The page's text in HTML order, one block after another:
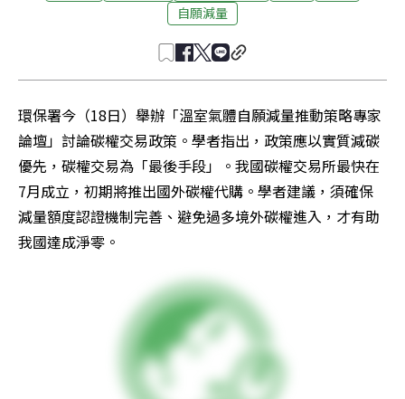
自願減量
環保署今（18日）舉辦「溫室氣體自願減量推動策略專家
論壇」討論碳權交易政策。學者指出，政策應以實質減碳
優先，碳權交易為「最後手段」。我國碳權交易所最快在
7月成立，初期將推出國外碳權代購。學者建議，須確保
減量額度認證機制完善、避免過多境外碳權進入，才有助
我國達成淨零。